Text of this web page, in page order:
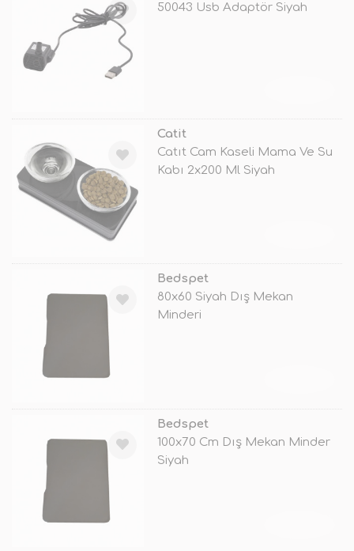
50043 Usb Adaptör Siyah
Catit
Catıt Cam Kaseli Mama Ve Su
Kabı 2x200 Ml Siyah
Bedspet
80x60 Siyah Dış Mekan
Minderi
Bedspet
100x70 Cm Dış Mekan Minder
Siyah